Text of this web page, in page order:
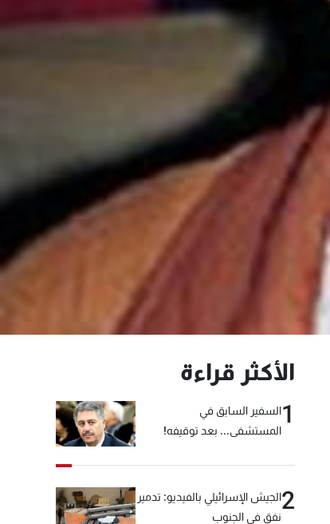
الأكثر قراءة
1السفير السابق في
المستشفى... بعد توقيفه!
2الجيش الإسرائيلي بالفيديو: تدمير
نفق في الجنوب